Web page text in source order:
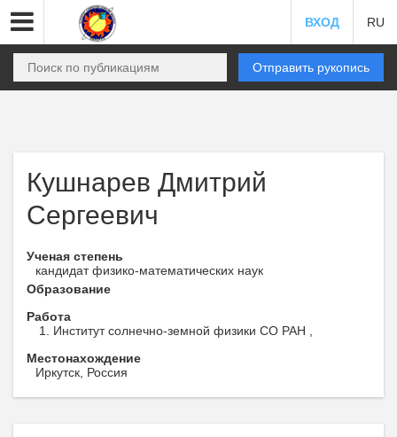
ВХОД RU
Отправить рукопись
Кушнарев Дмитрий
Сергеевич
Ученая степень
кандидат физико-математических наук
Образование
Работа
Институт солнечно-земной физики СО РАН ,
Местонахождение
Иркутск, Россия